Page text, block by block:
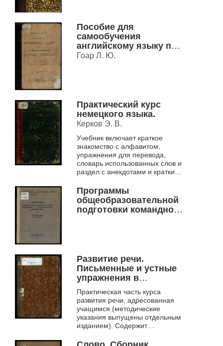
Пособие для
самообучения
английскому языку по
учебнику Нурока с
произношения
английских слов
русскими буквами
Гоар Л. Ю.
Практический курс
немецкого языка.
Керков Э. В.
Учебник включает краткое
знакомство с алфавитом,
упражнения для перевода,
словарь использованных слов и
раздел с анекдотами и краткими
Программы
общеобразовательной
подготовки командного
Развитие речи.
Письменные и устные
упражнения в
изложении мысли.
Третий год обучения.
Вып. 2. С
синтаксическим
отделом.
Практическая часть курса
развития речи, адресованная
учащимся (методические
указания выпущены отдельным
изданием). Содержит
письменными упражнениями.